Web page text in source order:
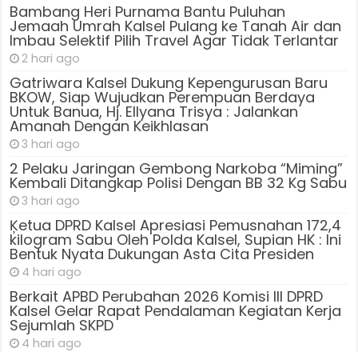
Bambang Heri Purnama Bantu Puluhan
Jemaah Umrah Kalsel Pulang ke Tanah Air dan
Imbau Selektif Pilih Travel Agar Tidak Terlantar
2 hari ago
Gatriwara Kalsel Dukung Kepengurusan Baru
BKOW, Siap Wujudkan Perempuan Berdaya
Untuk Banua, Hj. Ellyana Trisya : Jalankan
Amanah Dengan Keikhlasan
3 hari ago
2 Pelaku Jaringan Gembong Narkoba “Miming”
Kembali Ditangkap Polisi Dengan BB 32 Kg Sabu
3 hari ago
Ķetua DPRD Kalsel Apresiasi Pemusnahan 172,4
kilogram Sabu Oleh Polda Kalsel, Supian HK : Ini
Bentuk Nyata Dukungan Asta Cita Presiden
4 hari ago
Berkait APBD Perubahan 2026 Komisi III DPRD
Kalsel Gelar Rapat Pendalaman Kegiatan Kerja
Sejumlah SKPD
4 hari ago